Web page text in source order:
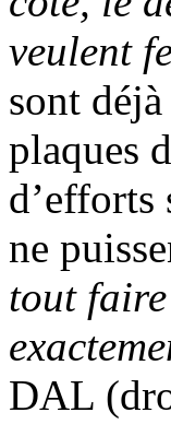
veulent
sont
plaques
ne
tout
DAL